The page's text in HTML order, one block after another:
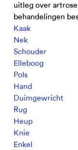
uitleg over
behandelingen
Kaak
Nek
Schouder
Elleboog
Pols
Hand
Duimgewricht
Rug
Heup
Knie
Enkel